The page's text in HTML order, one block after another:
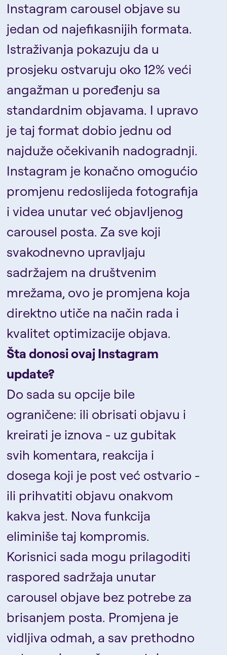
Instagram carousel objave su
jedan od najefikasnijih formata.
Istraživanja pokazuju da u
prosjeku ostvaruju oko 12% veći
angažman u poređenju sa
standardnim objavama. I upravo
je taj format dobio jednu od
najduže očekivanih nadogradnji.
Instagram je konačno omogućio
promjenu redoslijeda fotografija
i videa unutar već objavljenog
carousel posta. Za sve koji
svakodnevno upravljaju
sadržajem na društvenim
mrežama, ovo je promjena koja
direktno utiče na način rada i
kvalitet optimizacije objava.
Šta donosi ovaj Instagram
update?
Do sada su opcije bile
ograničene: ili obrisati objavu i
kreirati je iznova - uz gubitak
svih komentara, reakcija i
dosega koji je post već ostvario -
ili prihvatiti objavu onakvom
kakva jest. Nova funkcija
eliminiše taj kompromis.
Korisnici sada mogu prilagoditi
raspored sadržaja unutar
carousel objave bez potrebe za
brisanjem posta. Promjena je
vidljiva odmah, a sav prethodno